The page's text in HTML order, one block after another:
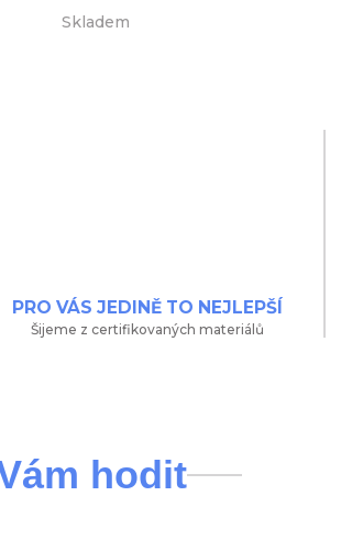
Skladem
PRO VÁS JEDINĚ TO NEJLEPŠÍ
Šijeme z certifikovaných materiálů
hodit